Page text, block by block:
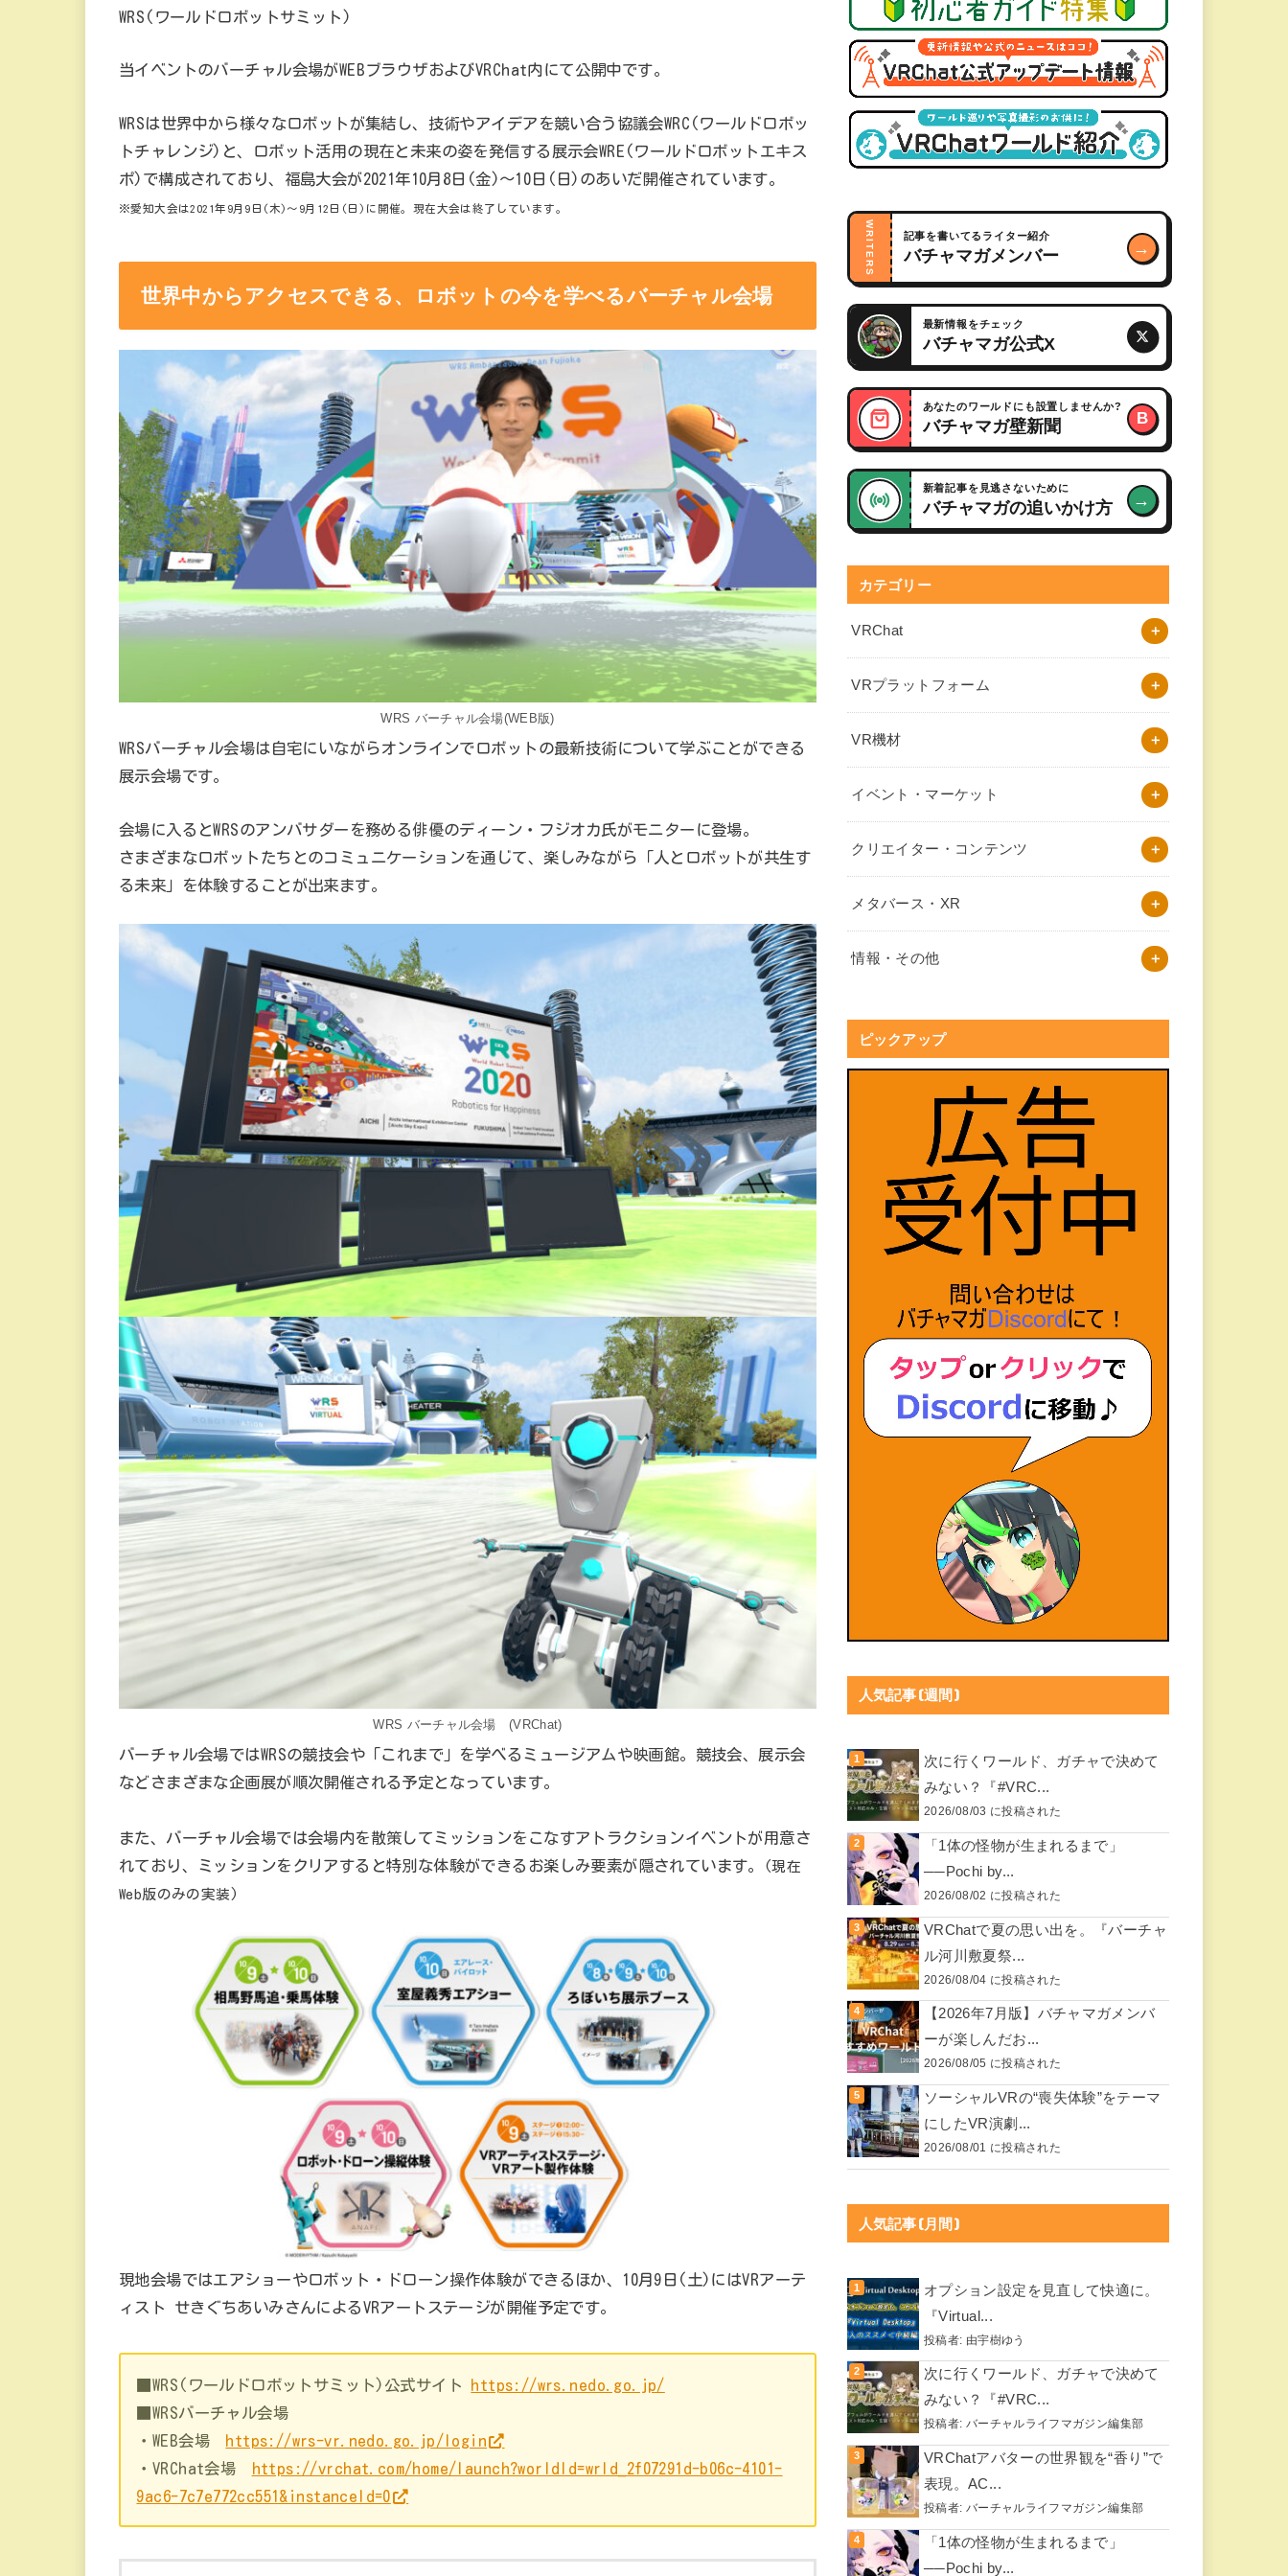
WRS(ワールドロボットサミット)
当イベントのバーチャル会場がWEBブラウザおよびVRChat内にて公開中です。
WRSは世界中から様々なロボットが集結し、技術やアイデアを競い合う協議会WRC(ワールドロボッ
トチャレンジ)と、ロボット活用の現在と未来の姿を発信する展示会WRE(ワールドロボットエキス
ポ)で構成されており、福島大会が2021年10月8日(金)～10日(日)のあいだ開催されています。
※愛知大会は2021年9月9日(木)～9月12日(日)に開催。現在大会は終了しています。
世界中からアクセスできる、ロボットの今を学べるバーチャル会場
WRS バーチャル会場(WEB版)
WRSバーチャル会場は自宅にいながらオンラインでロボットの最新技術について学ぶことができる
展示会場です。
会場に入るとWRSのアンバサダーを務める俳優のディーン・フジオカ氏がモニターに登場。
さまざまなロボットたちとのコミュニケーションを通じて、楽しみながら「人とロボットが共生す
る未来」を体験することが出来ます。
WRS バーチャル会場 (VRChat)
バーチャル会場ではWRSの競技会や「これまで」を学べるミュージアムや映画館。競技会、展示会
などさまざまな企画展が順次開催される予定となっています。
また、バーチャル会場では会場内を散策してミッションをこなすアトラクションイベントが用意さ
れており、ミッションをクリアすると特別な体験ができるお楽しみ要素が隠されています。
(現在
Web版のみの実装)
現地会場ではエアショーやロボット・ドローン操作体験ができるほか、10月9日(土)にはVRアーテ
ィスト せきぐちあいみさんによるVRアートステージが開催予定です。
■WRS(ワールドロボットサミット)公式サイト https://wrs.nedo.go.jp/
■WRSバーチャル会場
・WEB会場 https://wrs-vr.nedo.go.jp/login
・VRChat会場 https://vrchat.com/home/launch?worldId=wrld_2f07291d-b06c-4101-
9ac6-7c7e772cc551&instanceId=0
WRITERS 記事を書いてるライター紹介
バチャマガメンバー →
最新情報をチェック
バチャマガ公式X
あなたのワールドにも設置しませんか?
バチャマガ壁新聞 B
新着記事を見逃さないために
バチャマガの追いかけ方 →
カテゴリー
VRChat
VRプラットフォーム
VR機材
イベント・マーケット
クリエイター・コンテンツ
メタバース・XR
情報・その他
ピックアップ
人気記事(週間)
次に行くワールド、ガチャで決めて
みない？『#VRC...
2026/08/03 に投稿された
「1体の怪物が生まれるまで」
──Pochi by...
2026/08/02 に投稿された
VRChatで夏の思い出を。『バーチャ
ル河川敷夏祭...
2026/08/04 に投稿された
【2026年7月版】バチャマガメンバ
ーが楽しんだお...
2026/08/05 に投稿された
ソーシャルVRの“喪失体験”をテーマ
にしたVR演劇...
2026/08/01 に投稿された
人気記事(月間)
オプション設定を見直して快適に。
『Virtual...
投稿者: 由宇樹ゆう
次に行くワールド、ガチャで決めて
みない？『#VRC...
投稿者: バーチャルライフマガジン編集部
VRChatアバターの世界観を“香り”で
表現。AC...
投稿者: バーチャルライフマガジン編集部
「1体の怪物が生まれるまで」
──Pochi by...